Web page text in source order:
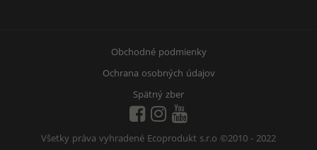
Obchodné podmienky
Ochrana osobných údajov
Spätný zber
Všetky práva vyhradené Ecoprodukt s.r.o ©2010 - 2022